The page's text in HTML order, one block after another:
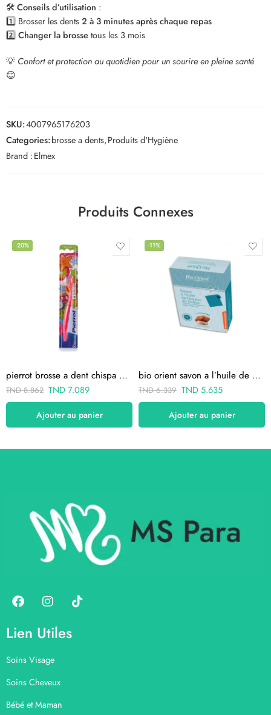
🛠️Conseils d’utilisation :
1️⃣ Brosser les dents2 à 3 minutes après chaque repas
2️⃣Changer la brossetous les 3 mois
💡 Confort et protection au quotidien pour un sourire en pleine santé
😊
SKU:4007965176203
Categories:brosse a dents,Produits d'Hygiène
Brand :Elmex
Produits Connexes
-20%
pierrot brosse a dent chispa 2-8 ans
TND8.862 TND7.089
Ajouter au panier
-11%
bio orient savon a l’huile de noyaux de dattes
TND6.339 TND5.635
Ajouter au panier
Lien Utiles
Soins Visage
Soins Cheveux
Bébé et Maman